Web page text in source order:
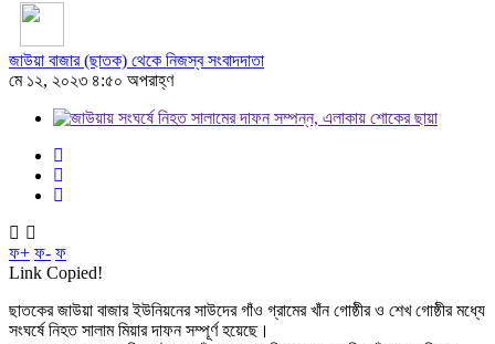
জাউয়া বাজার (ছাতক) থেকে নিজস্ব সংবাদদাতা
মে ১২, ২০২৩ ৪:৫০ অপরাহ্ণ
ফ+ ফ- ফ
Link Copied!
ছাতকের জাউয়া বাজার ইউনিয়নের সাউদের গাঁও গ্রামের খাঁন গোষ্ঠীর ও শেখ গোষ্ঠীর মধ্যে
সংঘর্ষে নিহত সালাম মিয়ার দাফন সম্পূর্ণ হয়েছে।